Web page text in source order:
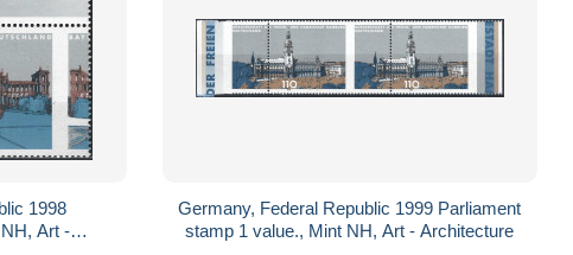
1998
Art -
Germany, Federal Republic 1999 Parliament
stamp 1 value., Mint NH, Art - Architecture